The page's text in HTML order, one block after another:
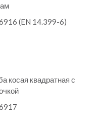
(EN 14.399-6)
косая квадратная с